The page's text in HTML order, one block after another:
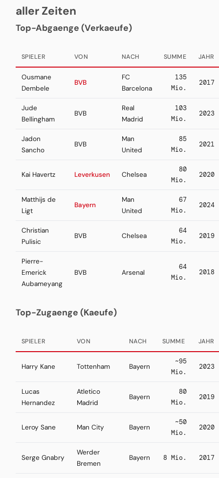
aller Zeiten
Top-Abgaenge (Verkaeufe)
SPIELER VON NACH SUMME JAHR
Ousmane
Dembele
BVB
FC
Barcelona
135
Mio.
2017
Jude
Bellingham
BVB
Real
Madrid
103
Mio.
2023
Jadon
Sancho
BVB
Man
United
85
Mio.
2021
Kai Havertz Leverkusen Chelsea
80
Mio.
2020
Matthijs de
Ligt
Bayern
Man
United
67
Mio.
2024
Christian
Pulisic
BVB Chelsea
64
Mio.
2019
Pierre-
Emerick
Aubameyang
BVB Arsenal
64
Mio.
2018
Top-Zugaenge (Kaeufe)
SPIELER VON NACH SUMME JAHR
Harry Kane Tottenham Bayern
~95
Mio.
2023
Lucas
Hernandez
Atletico
Madrid
Bayern
80
Mio.
2019
Leroy Sane Man City Bayern
~50
Mio.
2020
Serge Gnabry
Werder
Bremen
Bayern 8 Mio. 2017